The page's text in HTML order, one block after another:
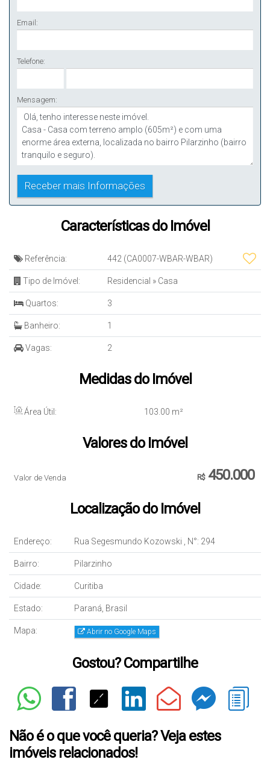
Email:
Telefone:
Mensagem:
Características do Imóvel
Referência: 442 (CA0007-WBAR-WBAR)
Tipo de Imóvel: Residencial » Casa
Quartos: 3
Banheiro: 1
Vagas: 2
Medidas do Imóvel
Área Útil: 103.00 m²
Valores do Imóvel
R$450.000
Valor de Venda
Localização do Imóvel
Endereço: Rua Segesmundo Kozowski , N°: 294
Bairro: Pilarzinho
Cidade: Curitiba
Estado: Paraná, Brasil
Mapa: Abrir no Google Maps
Gostou? Compartilhe
Não é o que você queria? Veja estes
imóveis relacionados!